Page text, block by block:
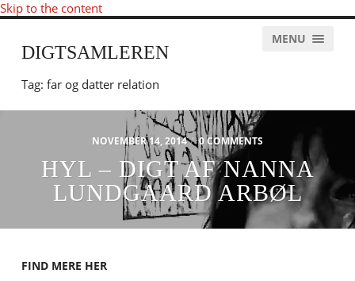
Skip to the content
DIGTSAMLEREN
MENU
Tag: far og datter relation
NOVEMBER 14, 2014 / 0 COMMENTS
HYL – DIGT AF NANNA
LUNDGAARD ARBØL
FIND MERE HER